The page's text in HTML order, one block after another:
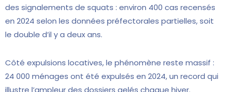
des signalements de squats : environ 400 cas recensés
en 2024 selon les données préfectorales partielles, soit
le double d’il y a deux ans.
Côté expulsions locatives, le phénomène reste massif :
24 000 ménages ont été expulsés en 2024, un record qui
illustre l’ampleur des dossiers gelés chaque hiver.